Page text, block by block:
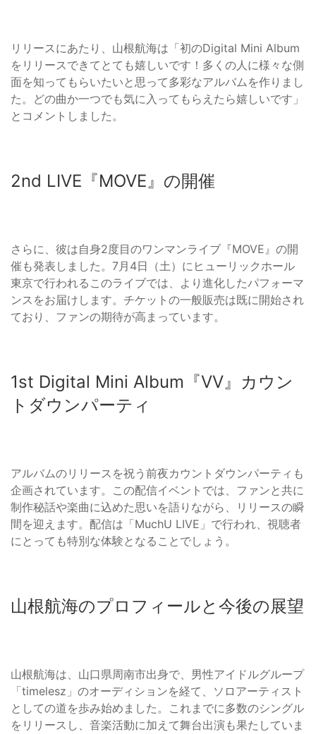
リリースにあたり、山根航海は「初のDigital Mini Album
をリリースできてとても嬉しいです！多くの人に様々な側
面を知ってもらいたいと思って多彩なアルバムを作りまし
た。どの曲か一つでも気に入ってもらえたら嬉しいです」
とコメントしました。
2nd LIVE『MOVE』の開催
さらに、彼は自身2度目のワンマンライブ『MOVE』の開
催も発表しました。7月4日（土）にヒューリックホール
東京で行われるこのライブでは、より進化したパフォーマ
ンスをお届けします。チケットの一般販売は既に開始され
ており、ファンの期待が高まっています。
1st Digital Mini Album『VV』カウン
トダウンパーティ
アルバムのリリースを祝う前夜カウントダウンパーティも
企画されています。この配信イベントでは、ファンと共に
制作秘話や楽曲に込めた思いを語りながら、リリースの瞬
間を迎えます。配信は「MuchU LIVE」で行われ、視聴者
にとっても特別な体験となることでしょう。
山根航海のプロフィールと今後の展望
山根航海は、山口県周南市出身で、男性アイドルグループ
「timelesz」のオーディションを経て、ソロアーティスト
としての道を歩み始めました。これまでに多数のシングル
をリリースし、音楽活動に加えて舞台出演も果たしていま